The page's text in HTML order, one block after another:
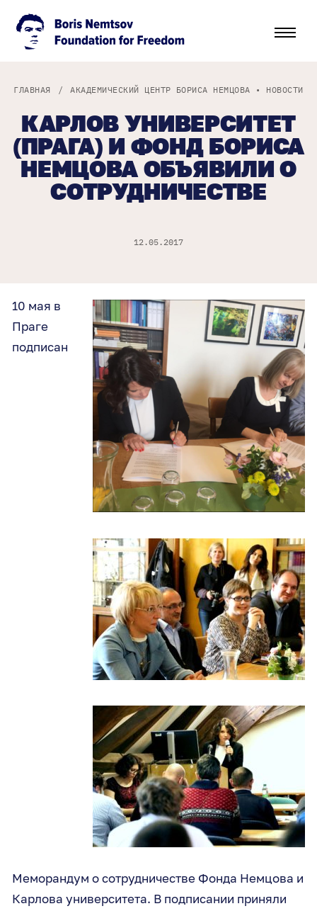
ГЛАВНАЯ / АКАДЕМИЧЕСКИЙ ЦЕНТР БОРИСА НЕМЦОВА • НОВОСТИ
КАРЛОВ УНИВЕРСИТЕТ
(ПРАГА) И ФОНД БОРИСА
НЕМЦОВА ОБЪЯВИЛИ О
СОТРУДНИЧЕСТВЕ
12.05.2017
10 мая в
Праге
подписан
Меморандум о сотрудничестве Фонда Немцова и
Карлова университета. В подписании приняли